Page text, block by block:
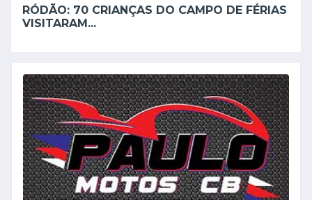
RÓDÃO: 70 CRIANÇAS DO CAMPO DE FÉRIAS
VISITARAM...